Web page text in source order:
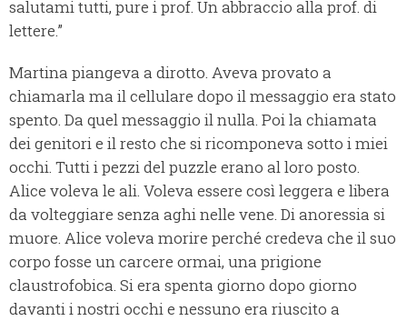
salutami tutti, pure i prof. Un abbraccio alla prof. di
lettere.”
Martina piangeva a dirotto. Aveva provato a
chiamarla ma il cellulare dopo il messaggio era stato
spento. Da quel messaggio il nulla. Poi la chiamata
dei genitori e il resto che si ricomponeva sotto i miei
occhi. Tutti i pezzi del puzzle erano al loro posto.
Alice voleva le ali. Voleva essere così leggera e libera
da volteggiare senza aghi nelle vene. Di anoressia si
muore. Alice voleva morire perché credeva che il suo
corpo fosse un carcere ormai, una prigione
claustrofobica. Si era spenta giorno dopo giorno
davanti i nostri occhi e nessuno era riuscito a